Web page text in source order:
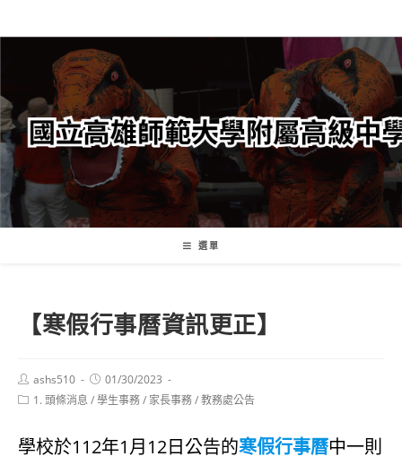
轉
要
內
容
選單
【寒假行事曆資訊更正】
Post
author:
ashs510
Post
published:
01/30/2023
Post1. 頭條消息 /學生事務/ 家長事務/教務處公告
學校於112年1月12日公告的寒假行事曆中一則